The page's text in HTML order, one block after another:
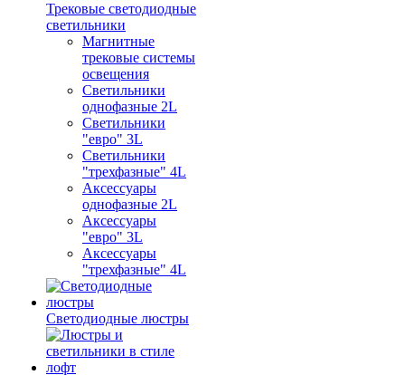
Трековые светодиодные
светильники
Магнитные
трековые системы
освещения
Светильники
однофазные 2L
Светильники
"евро" 3L
Светильники
"трехфазные" 4L
Аксессуары
однофазные 2L
Аксессуары
"евро" 3L
Аксессуары
"трехфазные" 4L
Светодиодные люстры